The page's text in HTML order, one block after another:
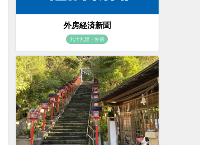
外房経済新聞
九十九里・外房